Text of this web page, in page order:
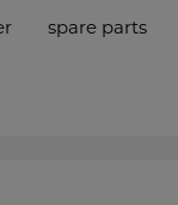
spare parts